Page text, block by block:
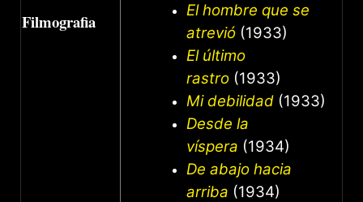
Filmografia
El hombre que se
atrevió (1933)
El último
rastro (1933)
Mi debilidad (1933)
Desde la
víspera (1934)
De abajo hacia
arriba (1934)